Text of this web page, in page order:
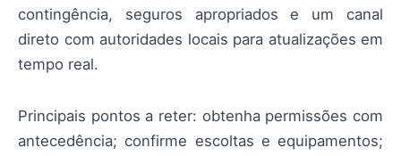
contingência, seguros apropriados e um canal
direto com autoridades locais para atualizações em
tempo real.
Principais pontos a reter: obtenha permissões com
antecedência; confirme escoltas e equipamentos;